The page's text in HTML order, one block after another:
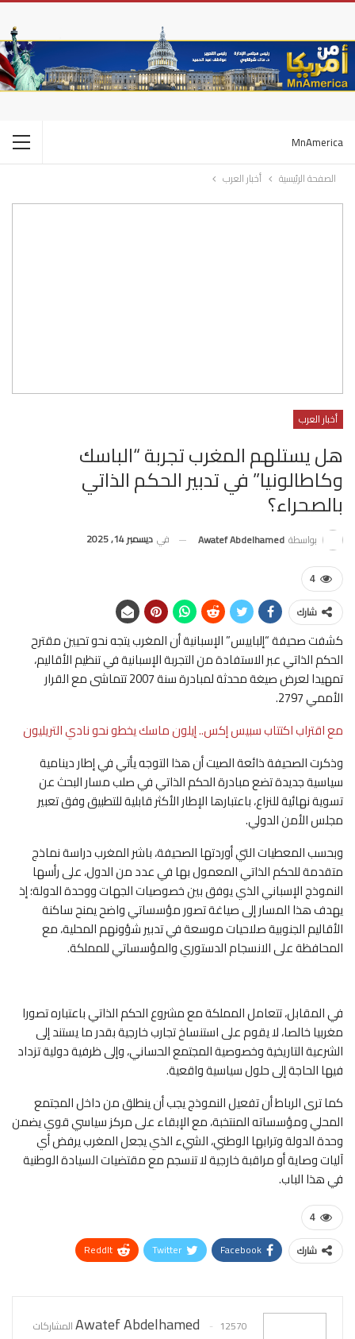
MnAmerica
الصفحة الرئيسية أخبار العرب
أخبار العرب
هل يستلهم المغرب تجربة “الباسك
وكاطالونيا” في تدبير الحكم الذاتي
بالصحراء؟
بواسطة Awatef Abdelhamed في ديسمبر 14, 2025
4
شارك
كشفت صحيفة “إلباييس” الإسبانية أن المغرب يتجه نحو تحيين مقترح
الحكم الذاتي عبر الاستفادة من التجربة الإسبانية في تنظيم الأقاليم،
تمهيدا لعرض صيغة محدثة لمبادرة سنة 2007 تتماشى مع القرار
الأممي 2797.
مع اقتراب اكتتاب سبيس إكس.. إيلون ماسك يخطو نحو نادي التريليون
وذكرت الصحيفة ذائعة الصيت أن هذا التوجه يأتي في إطار دينامية
سياسية جديدة تضع مبادرة الحكم الذاتي في صلب مسار البحث عن
تسوية نهائية للنزاع، باعتبارها الإطار الأكثر قابلية للتطبيق وفق تعبير
مجلس الأمن الدولي.
وبحسب المعطيات التي أوردتها الصحيفة، باشر المغرب دراسة نماذج
متقدمة للحكم الذاتي المعمول بها في عدد من الدول، على رأسها
النموذج الإسباني الذي يوفق بين خصوصيات الجهات ووحدة الدولة؛ إذ
يهدف هذا المسار إلى صياغة تصور مؤسساتي واضح يمنح ساكنة
الأقاليم الجنوبية صلاحيات موسعة في تدبير شؤونهم المحلية، مع
المحافظة على الانسجام الدستوري والمؤسساتي للمملكة.
في المقابل، تتعامل المملكة مع مشروع الحكم الذاتي باعتباره تصورا
مغربيا خالصا، لا يقوم على استنساخ تجارب خارجية بقدر ما يستند إلى
الشرعية التاريخية وخصوصية المجتمع الحساني، وإلى ظرفية دولية تزداد
فيها الحاجة إلى حلول سياسية واقعية.
كما ترى الرباط أن تفعيل النموذج يجب أن ينطلق من داخل المجتمع
المحلي ومؤسساته المنتخبة، مع الإبقاء على مركز سياسي قوي يضمن
وحدة الدولة وترابها الوطني، الشيء الذي يجعل المغرب يرفض أي
آليات وصاية أو مراقبة خارجية لا تنسجم مع مقتضيات السيادة الوطنية
في هذا الباب.
4
شارك Facebook
Twitter
ReddIt
Awatef Abdelhamed
12570 المشاركات